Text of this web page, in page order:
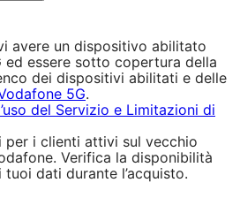
avere un dispositivo abilitato
ed essere sotto copertura della
dei dispositivi abilitati e delle
5G.
del Servizio e Limitazioni di
i clienti attivi sul vecchio
Verifica la disponibilità
dati durante l’acquisto.